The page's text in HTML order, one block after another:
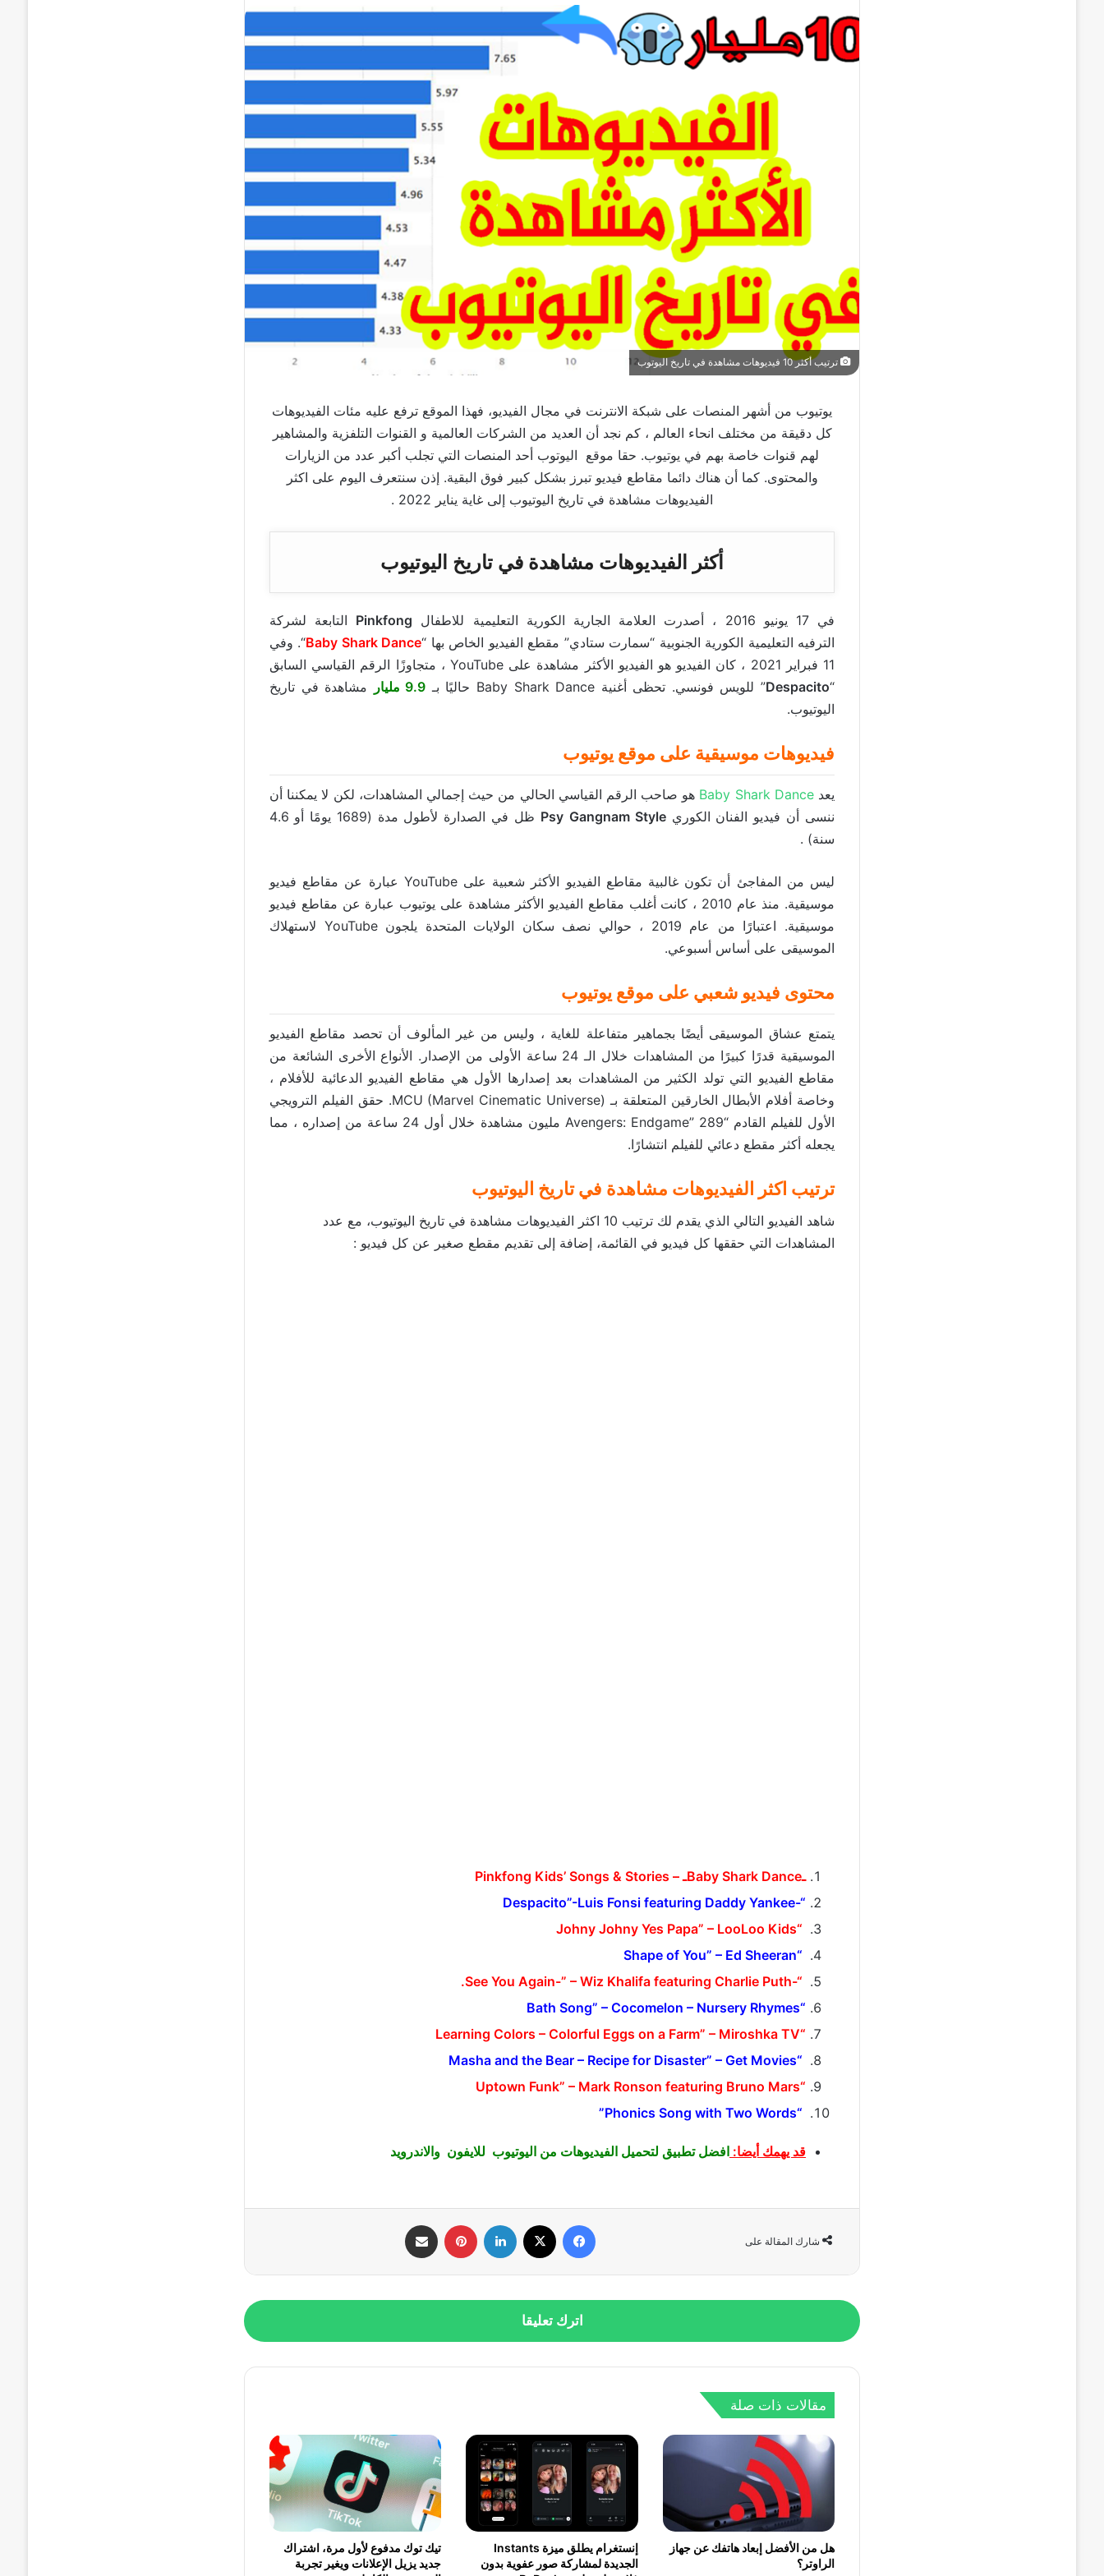
ترتيب أكثر 10 فيديوهات مشاهدة في تاريخ اليوتوب
يوتيوب من أشهر المنصات على شبكة الانترنت في مجال الفيديو، فهذا الموقع ترفع عليه مئات الفيديوهات
كل دقيقة من مختلف انحاء العالم ، كم نجد أن العديد من الشركات العالمية و القنوات التلفزية والمشاهير
لهم قنوات خاصة بهم في يوتيوب. حقا موقع اليوتوب أحد المنصات التي تجلب أكبر عدد من الزيارات
والمحتوى. كما أن هناك دائما مقاطع فيديو تبرز بشكل كبير فوق البقية. إذن سنتعرف اليوم على اكثر
الفيديوهات مشاهدة في تاريخ اليوتيوب إلى غاية يناير 2022 .
أكثر الفيديوهات مشاهدة في تاريخ اليوتيوب
في 17 يونيو 2016 ، أصدرت العلامة الجارية الكورية التعليمية للاطفال Pinkfong التابعة لشركة
الترفيه التعليمية الكورية الجنوبية “سمارت ستادي” مقطع الفيديو الخاص بها “Baby Shark Dance“. وفي
11 فبراير 2021 ، كان الفيديو هو الفيديو الأكثر مشاهدة على YouTube ، متجاوزًا الرقم القياسي السابق
“
Despacito” للويس فونسي. تحظى أغنية Baby Shark Dance حاليًا بـ 9.9 مليار
مشاهدة في تاريخ
اليوتيوب.
فيديوهات موسيقية على موقع يوتيوب
يعدBaby Shark Dance هو صاحب الرقم القياسي الحالي من حيث إجمالي المشاهدات، لكن لا يمكننا أن
ننسى أن فيديو الفنان الكوري
Psy Gangnam Style
ظل في الصدارة لأطول مدة (1689 يومًا أو 4.6
سنة) .
ليس من المفاجئ أن تكون غالبية مقاطع الفيديو الأكثر شعبية على YouTube عبارة عن مقاطع فيديو
موسيقية. منذ عام 2010 ، كانت أغلب مقاطع الفيديو الأكثر مشاهدة على يوتيوب عبارة عن مقاطع فيديو
موسيقية. اعتبارًا من عام 2019 ، حوالي نصف سكان الولايات المتحدة يلجون YouTube لاستهلاك
الموسيقى على أساس أسبوعي.
محتوى فيديو شعبي على موقع يوتيوب
يتمتع عشاق الموسيقى أيضًا بجماهير متفاعلة للغاية ، وليس من غير المألوف أن تحصد مقاطع الفيديو
الموسيقية قدرًا كبيرًا من المشاهدات خلال الـ 24 ساعة الأولى من الإصدار. الأنواع الأخرى الشائعة من
مقاطع الفيديو التي تولد الكثير من المشاهدات بعد إصدارها الأول هي مقاطع الفيديو الدعائية للأفلام ،
وخاصة أفلام الأبطال الخارقين المتعلقة بـ MCU (Marvel Cinematic Universe). حقق الفيلم الترويجي
الأول للفيلم القادم “Avengers: Endgame” 289 مليون مشاهدة خلال أول 24 ساعة من إصداره ، مما
يجعله أكثر مقطع دعائي للفيلم انتشارًا.
ترتيب اكثر الفيديوهات مشاهدة في تاريخ اليوتيوب
شاهد الفيديو التالي الذي يقدم لك ترتيب 10 اكثر الفيديوهات مشاهدة في تاريخ اليوتيوب، مع عدد
المشاهدات التي حققها كل فيديو في القائمة، إضافة إلى تقديم مقطع صغير عن كل فيديو :
ـBaby Shark Danceـ – Pinkfong Kids’ Songs & Stories
“-Despacito”-Luis Fonsi featuring Daddy Yankee
“Johny Johny Yes Papa” – LooLoo Kids
“Shape of You” – Ed Sheeran
“-See You Again-” – Wiz Khalifa featuring Charlie Puth.
“Bath Song” – Cocomelon – Nursery Rhymes
“Learning Colors – Colorful Eggs on a Farm” – Miroshka TV
“Masha and the Bear – Recipe for Disaster” – Get Movies
“Uptown Funk” – Mark Ronson featuring Bruno Mars
“Phonics Song with Two Words”
قد يهمك أيضا: افضل تطبيق لتحميل الفيديوهات من اليوتيوب للايفون والاندرويد
شارك المقالة على
اترك تعليقا
مقالات ذات صلة
هل من الأفضل إبعاد هاتفك عن جهاز
الراوتر؟
إنستغرام يطلق ميزة Instants
الجديدة لمشاركة صور عفوية بدون
تيك توك مدفوع لأول مرة، اشتراك
جديد يزيل الإعلانات ويغير تجربة